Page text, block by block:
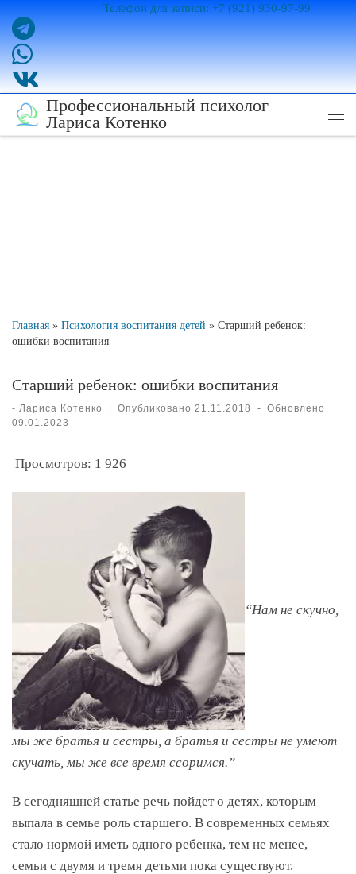
Перейти к содержимому
Телефон для записи: +7 (921) 930-97-99
Профессиональный психолог
Лариса Котенко
Главная » Психология воспитания детей » Старший ребенок:
ошибки воспитания
Старший ребенок: ошибки воспитания
- Лариса Котенко Опубликовано21.11.2018 - Обновлено
09.01.2023
Просмотров: 1 926
“Нам не скучно,
мы же братья и сестры, а братья и сестры не умеют
скучать, мы же все время ссоримся.”
В сегодняшней статье речь пойдет о детях, которым
выпала в семье роль старшего. В современных семьях
стало нормой иметь одного ребенка, тем не менее,
семьи с двумя и тремя детьми пока существуют.